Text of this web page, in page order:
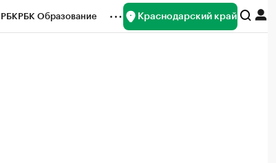
РБК Образование Краснодарский край